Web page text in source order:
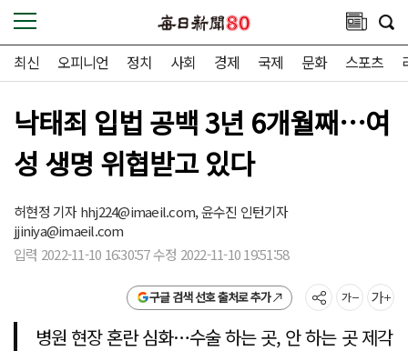
최신 오피니언 정치 사회 경제 국제 문화 스포츠
낙태죄 입법 공백 3년 6개월째…여
성 생명 위협받고 있다
허현정 기자hhj224@imaeil.com,윤수진 인턴기자
jjiniya@imaeil.com
입력 2022-11-10 16:30:57 수정 2022-11-10 19:51:58
구글 검색 선호 출처로 추가
병원 현장 혼란 심화…수술 하는 곳, 안 하는 곳 제각